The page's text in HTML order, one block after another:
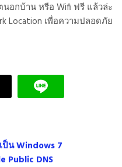
นอกบ้าน หรือ Wifi ฟรี แล้วล่ะ
Location เพื่อความปลอดภัย
ป็น Windows 7
Public DNS